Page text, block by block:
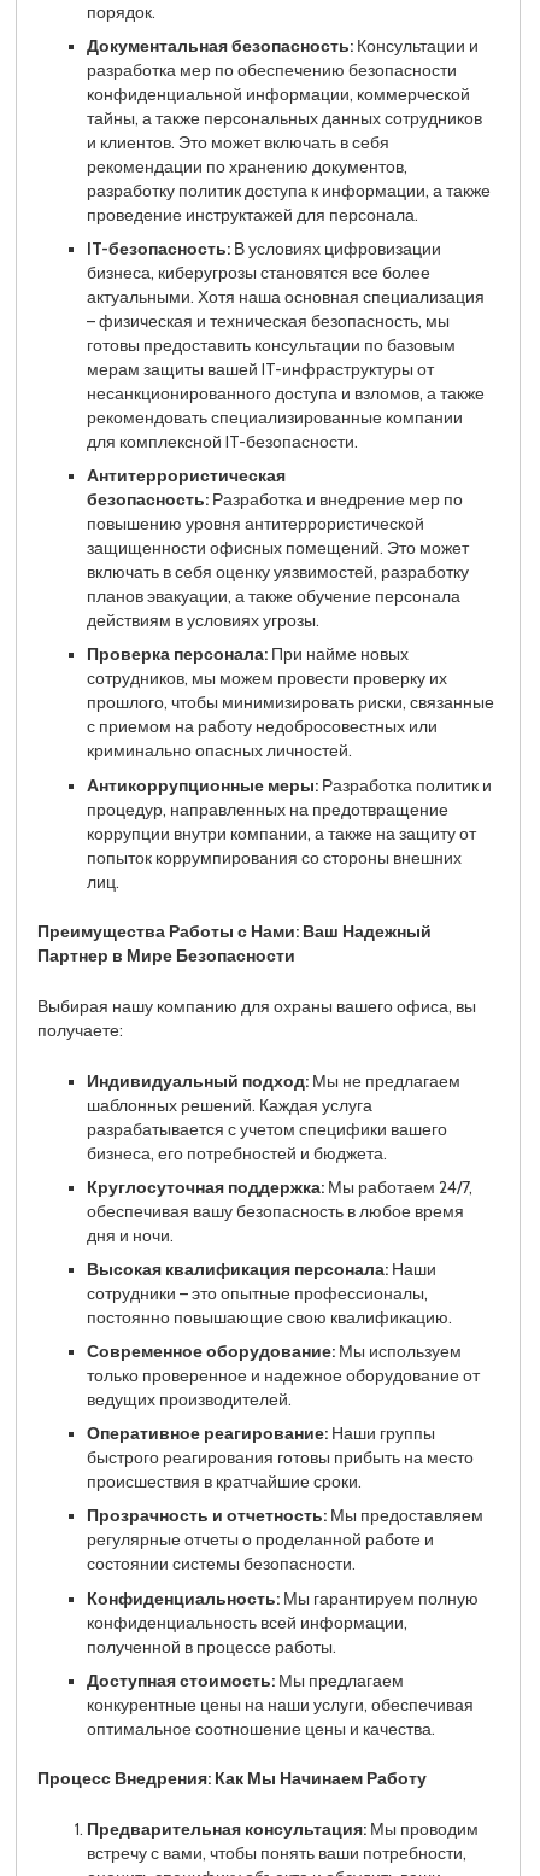
порядок.
Документальная безопасность:Консультации и
разработка мер по обеспечению безопасности
конфиденциальной информации, коммерческой
тайны, а также персональных данных сотрудников
и клиентов. Это может включать в себя
рекомендации по хранению документов,
разработку политик доступа к информации, а также
проведение инструктажей для персонала.
IT-безопасность:В условиях цифровизации
бизнеса, киберугрозы становятся все более
актуальными. Хотя наша основная специализация
– физическая и техническая безопасность, мы
готовы предоставить консультации по базовым
мерам защиты вашей IT-инфраструктуры от
несанкционированного доступа и взломов, а также
рекомендовать специализированные компании
для комплексной IT-безопасности.
Антитеррористическая
безопасность:Разработка и внедрение мер по
повышению уровня антитеррористической
защищенности офисных помещений. Это может
включать в себя оценку уязвимостей, разработку
планов эвакуации, а также обучение персонала
действиям в условиях угрозы.
Проверка персонала:При найме новых
сотрудников, мы можем провести проверку их
прошлого, чтобы минимизировать риски, связанные
с приемом на работу недобросовестных или
криминально опасных личностей.
Антикоррупционные меры:Разработка политик и
процедур, направленных на предотвращение
коррупции внутри компании, а также на защиту от
попыток коррумпирования со стороны внешних
лиц.
Преимущества Работы с Нами: Ваш Надежный
Партнер в Мире Безопасности
Выбирая нашу компанию для охраны вашего офиса, вы
получаете:
Индивидуальный подход:Мы не предлагаем
шаблонных решений. Каждая услуга
разрабатывается с учетом специфики вашего
бизнеса, его потребностей и бюджета.
Круглосуточная поддержка:Мы работаем 24/7,
обеспечивая вашу безопасность в любое время
дня и ночи.
Высокая квалификация персонала:Наши
сотрудники – это опытные профессионалы,
постоянно повышающие свою квалификацию.
Современное оборудование:Мы используем
только проверенное и надежное оборудование от
ведущих производителей.
Оперативное реагирование:Наши группы
быстрого реагирования готовы прибыть на место
происшествия в кратчайшие сроки.
Прозрачность и отчетность:Мы предоставляем
регулярные отчеты о проделанной работе и
состоянии системы безопасности.
Конфиденциальность:Мы гарантируем полную
конфиденциальность всей информации,
полученной в процессе работы.
Доступная стоимость:Мы предлагаем
конкурентные цены на наши услуги, обеспечивая
оптимальное соотношение цены и качества.
Процесс Внедрения: Как Мы Начинаем Работу
Предварительная консультация:Мы проводим
встречу с вами, чтобы понять ваши потребности,